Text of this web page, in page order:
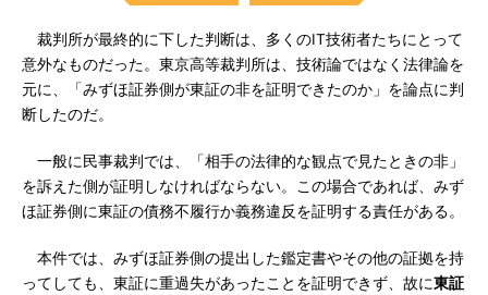
裁判所が最終的に下した判断は、多くのIT技術者たちにとって
意外なものだった。東京高等裁判所は、技術論ではなく法律論を
元に、「みずほ証券側が東証の非を証明できたのか」を論点に判
断したのだ。
一般に民事裁判では、「相手の法律的な観点で見たときの非」
を訴えた側が証明しなければならない。この場合であれば、みず
ほ証券側に東証の債務不履行か義務違反を証明する責任がある。
本件では、みずほ証券側の提出した鑑定書やその他の証拠を持
ってしても、東証に重過失があったことを証明できず、故に東証